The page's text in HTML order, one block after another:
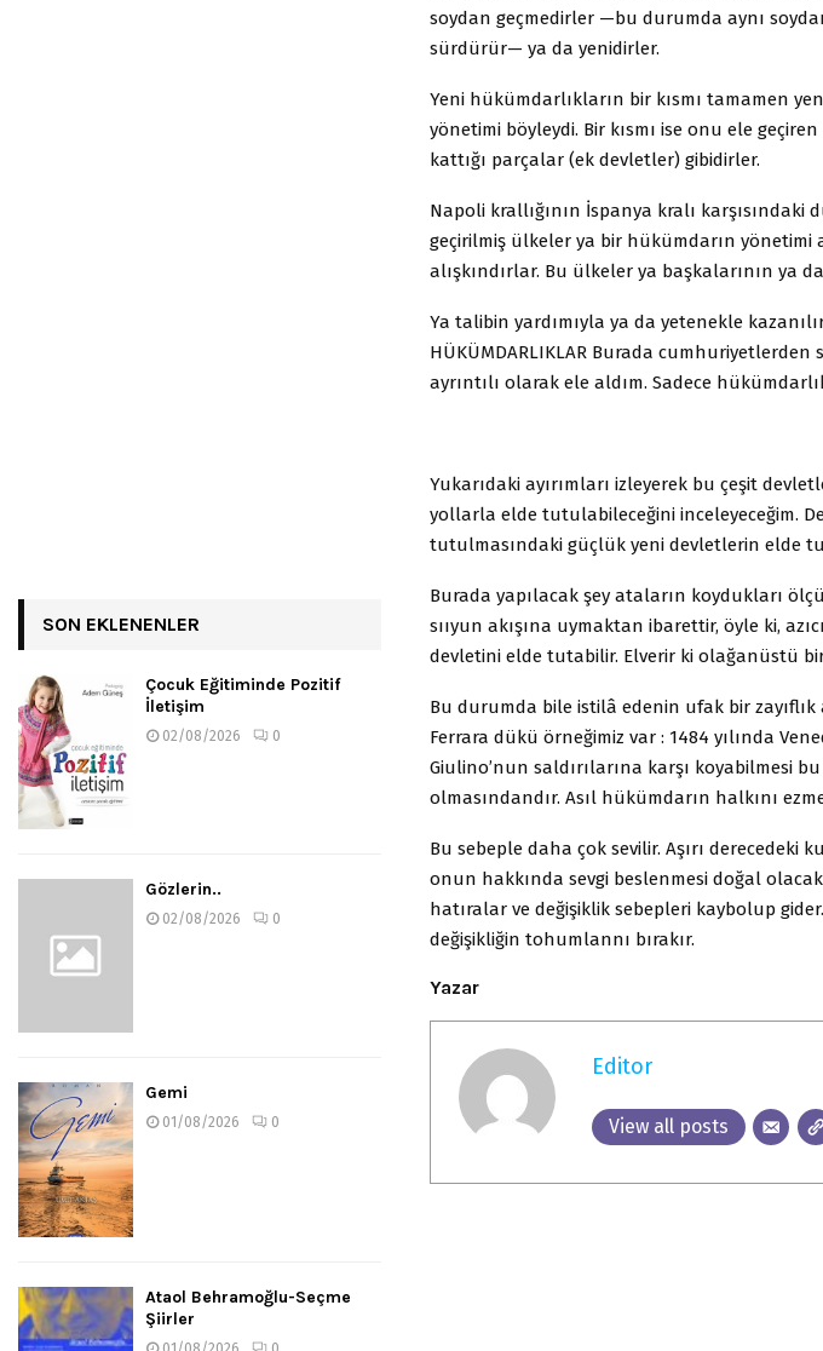
soydan geçmedirler —bu durumda aynı
sürdürür— ya da yenidirler.
Yeni hükümdarlıkların bir kısmı tamamen
yönetimi böyleydi. Bir kısmı ise onu ele
kattığı parçalar (ek devletler) gibidirler.
Napoli krallığının İspanya kralı
geçirilmiş ülkeler ya bir hükümdarın yönetimi
alışkındırlar. Bu ülkeler ya başkalarının ya
Ya talibin yardımıyla ya da yetenekle
HÜKÜMDARLIKLAR Burada
ayrıntılı olarak ele aldım. Sadece
Yukarıdaki ayırımları izleyerek bu çeşit
yollarla elde tutulabileceğini inceleyeceğim.
tutulmasındaki güçlük yeni devletlerin elde
Burada yapılacak şey ataların koydukları
sııyun akışına uymaktan ibarettir, öyle ki,
devletini elde tutabilir. Elverir ki olağanüstü
Bu durumda bile istilâ edenin ufak bir
Ferrara dükü örneğimiz var : 1484 yılında
Giulino’nun saldırılarına karşı koyabilmesi
olmasındandır. Asıl hükümdarın halkını
Bu sebeple daha çok sevilir. Aşırı derecedeki
onun hakkında sevgi beslenmesi doğal
hatıralar ve değişiklik sebepleri kaybolup
değişikliğin tohumlannı bırakır.
Yazar
Editor
View all posts
SON EKLENENLER
Çocuk Eğitiminde Pozitif
İletişim
02/08/2026 0
Gözlerin..
02/08/2026 0
Gemi
01/08/2026 0
Ataol Behramoğlu-Seçme
Şiirler